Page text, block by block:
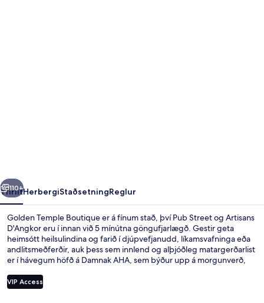
Næsta
110+
YfirlitHerbergiStaðsetningReglur
Golden Temple Boutique er á fínum stað, því Pub Street og Artisans
D'Angkor eru í innan við 5 mínútna göngufjarlægð. Gestir geta
heimsótt heilsulindina og farið í djúpvefjanudd, líkamsvafninga eða
andlitsmeðferðir, auk þess sem innlend og alþjóðleg matargerðarlist
er í hávegum höfð á Damnak AHA, sem býður upp á morgunverð,
ókeypis hjólaleiga eru meðal annarra þæginda á þessu hóteli fyrir
vandláta. Ferðamenn sem hafa dvalið á staðnum hafa verið mjög
VIP Access